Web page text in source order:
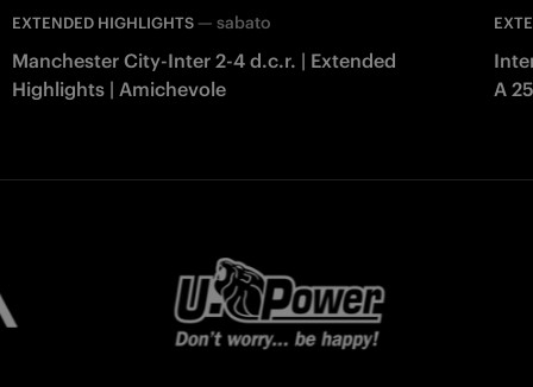
EXTENDED HIGHLIGHTS — sabato
Manchester City-Inter 2-4 d.c.r. | Extended
Highlights | Amichevole
A